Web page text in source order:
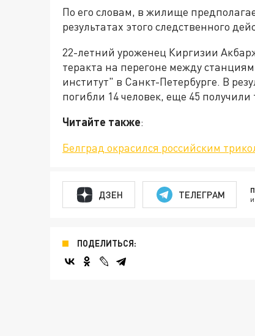
По его словам, в жилище
результатах этого следственного
22-летний уроженец Киргизии
теракта на перегоне между
институт" в Санкт-Петербурге. В
погибли 14 человек, еще 45
Читайте также:
Белград окрасился российским
ДЗЕН ТЕЛЕГРАМ
ПОДЕЛИТЬСЯ: